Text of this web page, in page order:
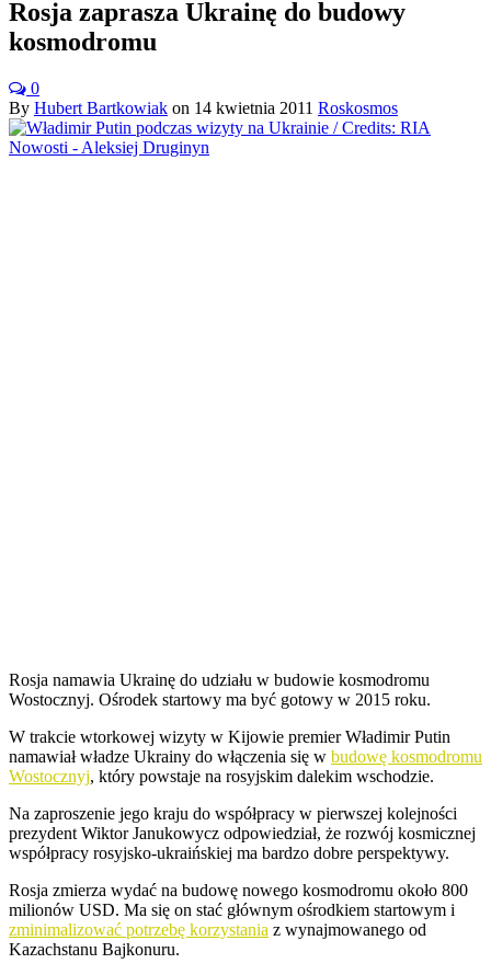
Rosja zaprasza Ukrainę do budowy
kosmodromu
0
By Hubert Bartkowiak on 14 kwietnia 2011 Roskosmos
Rosja namawia Ukrainę do udziału w budowie kosmodromu
Wostocznyj. Ośrodek startowy ma być gotowy w 2015 roku.
W trakcie wtorkowej wizyty w Kijowie premier Władimir Putin
namawiał władze Ukrainy do włączenia się w budowę kosmodromu
Wostocznyj, który powstaje na rosyjskim dalekim wschodzie.
Na zaproszenie jego kraju do współpracy w pierwszej kolejności
prezydent Wiktor Janukowycz odpowiedział, że rozwój kosmicznej
współpracy rosyjsko-ukraińskiej ma bardzo dobre perspektywy.
Rosja zmierza wydać na budowę nowego kosmodromu około 800
milionów USD. Ma się on stać głównym ośrodkiem startowym i
zminimalizować potrzebę korzystania z wynajmowanego od
Kazachstanu Bajkonuru.